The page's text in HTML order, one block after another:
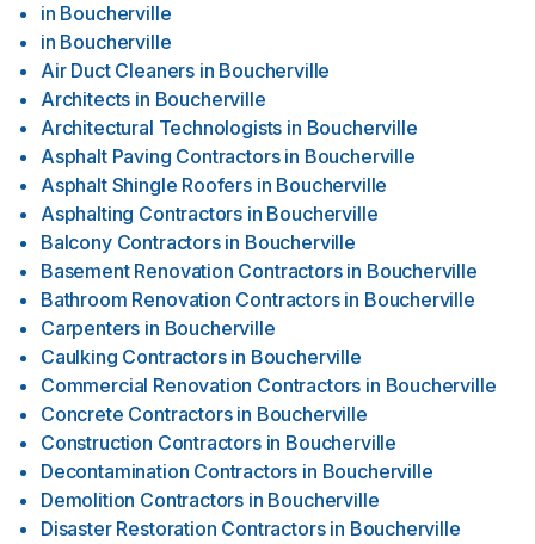
in Boucherville
in Boucherville
Air Duct Cleaners in Boucherville
Architects in Boucherville
Architectural Technologists in Boucherville
Asphalt Paving Contractors in Boucherville
Asphalt Shingle Roofers in Boucherville
Asphalting Contractors in Boucherville
Balcony Contractors in Boucherville
Basement Renovation Contractors in Boucherville
Bathroom Renovation Contractors in Boucherville
Carpenters in Boucherville
Caulking Contractors in Boucherville
Commercial Renovation Contractors in Boucherville
Concrete Contractors in Boucherville
Construction Contractors in Boucherville
Decontamination Contractors in Boucherville
Demolition Contractors in Boucherville
Disaster Restoration Contractors in Boucherville